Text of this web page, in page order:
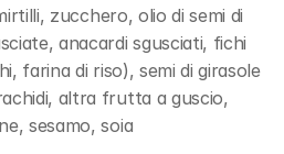
zucchero, olio di semi di
anacardi sgusciati, fichi
farina di riso), semi di girasole
altra frutta a guscio,
sesamo, soia